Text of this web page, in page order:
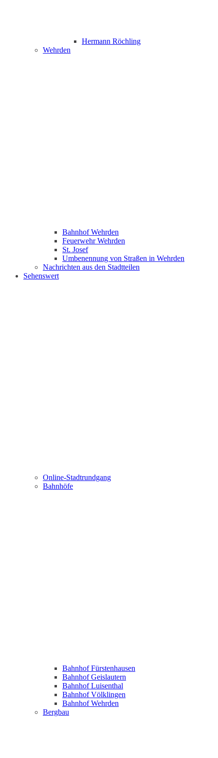
Hermann Röchling
Wehrden
Bahnhof Wehrden
Feuerwehr Wehrden
St. Josef
Umbenennung von Straßen in Wehrden
Nachrichten aus den Stadtteilen
Sehenswert
Online-Stadtrundgang
Bahnhöfe
Bahnhof Fürstenhausen
Bahnhof Geislautern
Bahnhof Luisenthal
Bahnhof Völklingen
Bahnhof Wehrden
Bergbau